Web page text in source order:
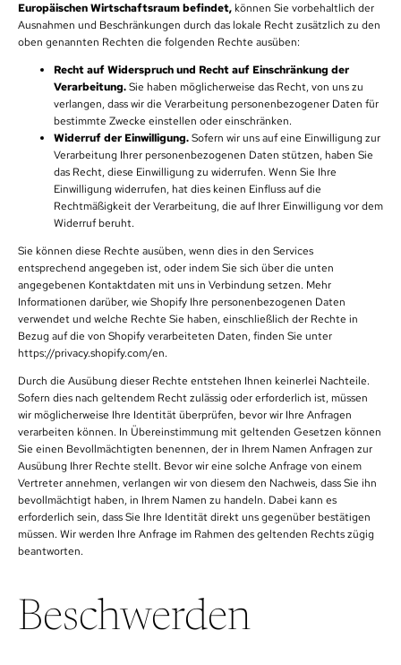
Europäischen Wirtschaftsraum befindet,können Sie vorbehaltlich der
Ausnahmen und Beschränkungen durch das lokale Recht zusätzlich zu den
oben genannten Rechten die folgenden Rechte ausüben:
Recht auf Widerspruch und Recht auf Einschränkung der
Verarbeitung.Sie haben möglicherweise das Recht, von uns zu
verlangen, dass wir die Verarbeitung personenbezogener Daten für
bestimmte Zwecke einstellen oder einschränken.
Widerruf der Einwilligung.Sofern wir uns auf eine Einwilligung zur
Verarbeitung Ihrer personenbezogenen Daten stützen, haben Sie
das Recht, diese Einwilligung zu widerrufen. Wenn Sie Ihre
Einwilligung widerrufen, hat dies keinen Einfluss auf die
Rechtmäßigkeit der Verarbeitung, die auf Ihrer Einwilligung vor dem
Widerruf beruht.
Sie können diese Rechte ausüben, wenn dies in den Services
entsprechend angegeben ist, oder indem Sie sich über die unten
angegebenen Kontaktdaten mit uns in Verbindung setzen. Mehr
Informationen darüber, wie Shopify Ihre personenbezogenen Daten
verwendet und welche Rechte Sie haben, einschließlich der Rechte in
Bezug auf die von Shopify verarbeiteten Daten, finden Sie unter
https://privacy.shopify.com/en.
Durch die Ausübung dieser Rechte entstehen Ihnen keinerlei Nachteile.
Sofern dies nach geltendem Recht zulässig oder erforderlich ist, müssen
wir möglicherweise Ihre Identität überprüfen, bevor wir Ihre Anfragen
verarbeiten können. In Übereinstimmung mit geltenden Gesetzen können
Sie einen Bevollmächtigten benennen, der in Ihrem Namen Anfragen zur
Ausübung Ihrer Rechte stellt. Bevor wir eine solche Anfrage von einem
Vertreter annehmen, verlangen wir von diesem den Nachweis, dass Sie ihn
bevollmächtigt haben, in Ihrem Namen zu handeln. Dabei kann es
erforderlich sein, dass Sie Ihre Identität direkt uns gegenüber bestätigen
müssen. Wir werden Ihre Anfrage im Rahmen des geltenden Rechts zügig
beantworten.
Beschwerden